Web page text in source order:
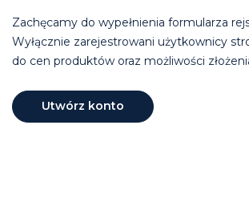
Zachęcamy do wypełnienia formularza
Wyłącznie zarejestrowani użytkownicy
do cen produktów oraz możliwości
Utwórz konto